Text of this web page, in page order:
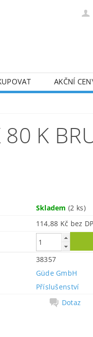
AKČNÍ
ÚKLIDOVÁ
K
Skladem(2 ks)
114,88 Kč bez
38357
Güde GmbH
Příslušenství
Dotaz